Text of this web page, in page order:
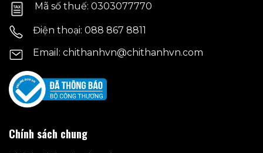
trên
sản
phẩm
trên
phẩm
Mã số thuế: 0303077770
Điện thoại: 088 867 8811
Email: chithanhvn@chithanhvn.com
Chính sách chung